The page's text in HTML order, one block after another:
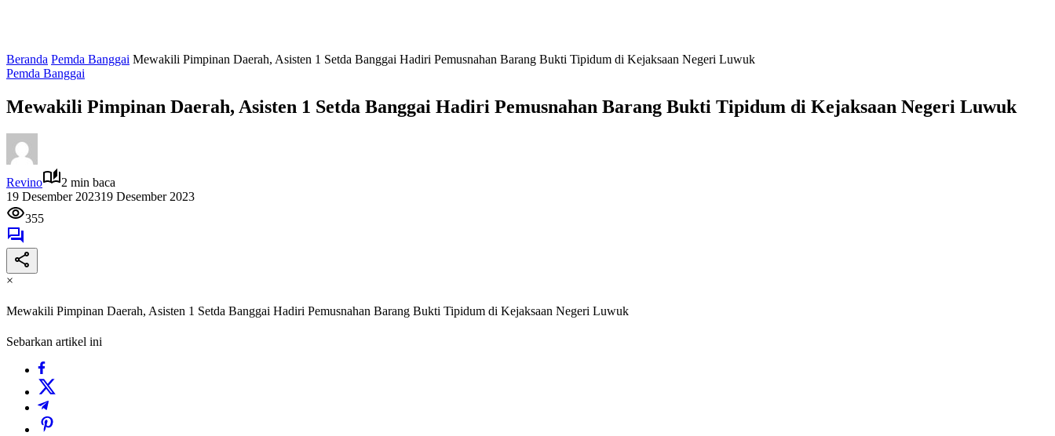
Beranda Pemda Banggai Mewakili Pimpinan Daerah, Asisten 1 Setda Banggai Hadiri Pemusnahan Barang Bukti Tipidum di Kejaksaan Negeri Luwuk
Pemda Banggai
Mewakili Pimpinan Daerah, Asisten 1 Setda Banggai Hadiri Pemusnahan Barang Bukti Tipidum di Kejaksaan Negeri Luwuk
Revino
2 min baca
19 Desember 202319 Desember 2023
355
×
Mewakili Pimpinan Daerah, Asisten 1 Setda Banggai Hadiri Pemusnahan Barang Bukti Tipidum di Kejaksaan Negeri Luwuk
Sebarkan artikel ini